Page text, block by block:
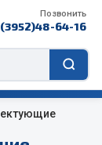
Позвонить
64-16